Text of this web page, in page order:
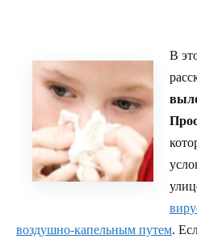
В
воздушно-капельным путем.